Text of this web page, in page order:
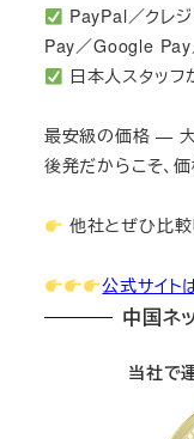
PayPal／クレ
Pay／Google
日本人スタッフ
最安級の価格 — 大
後発だからこそ、
他社とぜひ比較
公式サイト
中国ネ
当社で